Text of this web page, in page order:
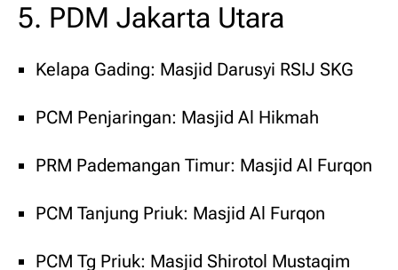
5. PDM Jakarta Utara
Kelapa Gading: Masjid Darusyi RSIJ SKG
PCM Penjaringan: Masjid Al Hikmah
PRM Pademangan Timur: Masjid Al Furqon
PCM Tanjung Priuk: Masjid Al Furqon
PCM Tg Priuk: Masjid Shirotol Mustaqim